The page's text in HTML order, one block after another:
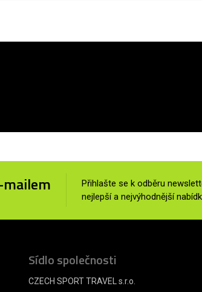
Přihlašte se k odběru
nejlepší a nejvýhodnější
Sídlo společnosti
CZECH SPORT TRAVEL s.r.o.